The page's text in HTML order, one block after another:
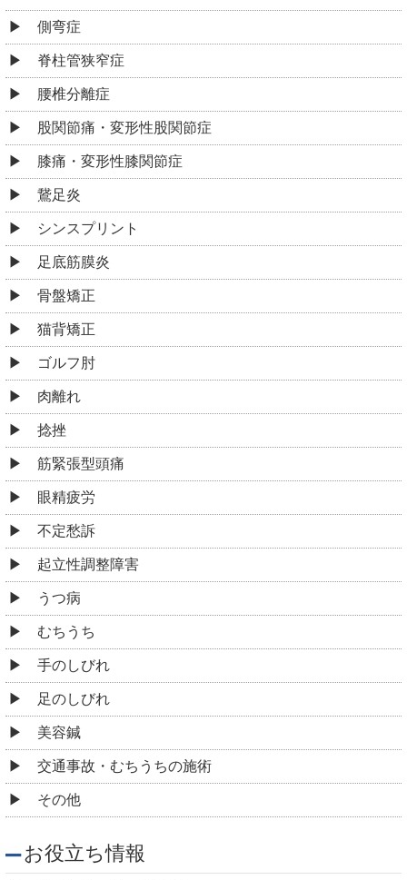
側弯症
脊柱管狭窄症
腰椎分離症
股関節痛・変形性股関節症
膝痛・変形性膝関節症
鵞足炎
シンスプリント
足底筋膜炎
骨盤矯正
猫背矯正
ゴルフ肘
肉離れ
捻挫
筋緊張型頭痛
眼精疲労
不定愁訴
起立性調整障害
うつ病
むちうち
手のしびれ
足のしびれ
美容鍼
交通事故・むちうちの施術
その他
お役立ち情報